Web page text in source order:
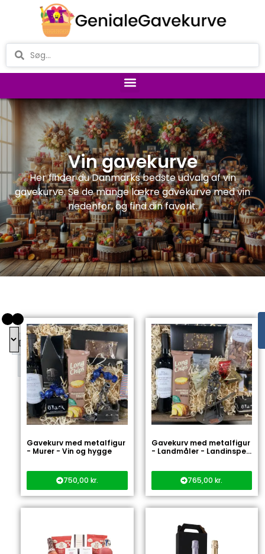
Vin gavekurve
Her finder du Danmarks bedste udvalg af vin
gavekurve. Se de mange lækre gavekurve med vin
nedenfor, og find din favorit.
DKK
DKK
Gavekurv med metalfigur
- Murer - Vin og hygge
750,00kr.
Gavekurv med metalfigur
- Landmåler - Landinspe...
765,00kr.